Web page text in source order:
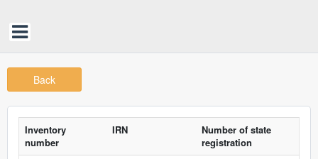
Back
Inventory
number
IRN
Number of state
registration